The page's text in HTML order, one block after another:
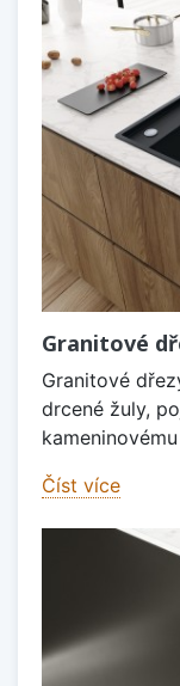
Granitové
Granitové
drcené žuly,
Číst více